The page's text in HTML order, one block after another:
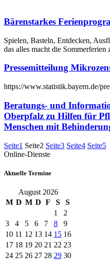
Bärenstarkes
Spielen, Basteln, Entdecken,
das alles macht die Sommerferien
Pressemitteilung
https://www.statistik.bayern.de/
Beratungs- und
Oberpfalz zu Hilfen für
Menschen mit
Seite1 Seite2 Seite3 Seite4 Seite5
Online-Dienste
Aktuelle Termine
August 2026
M D M D F S
S
1
2
3
4 5 6 7 8
9
10 11 12 13 14 15 16
17 18 19 20 21 22 23
24 25 26 27 28 29 30